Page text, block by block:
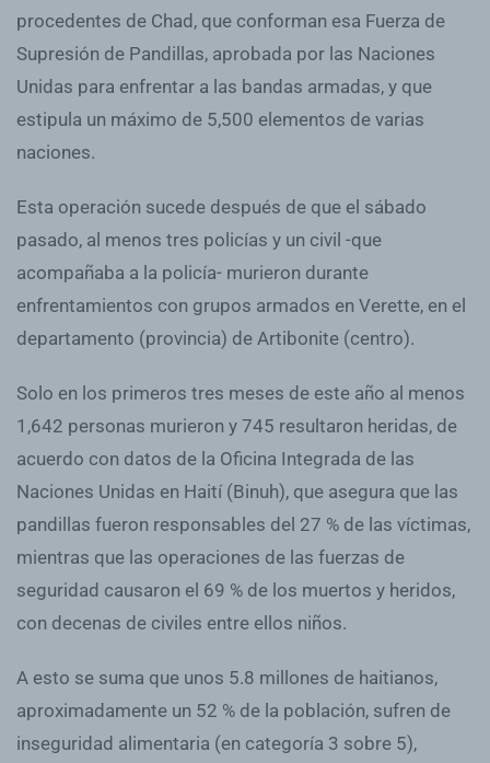
procedentes de Chad, que conforman esa Fuerza de
Supresión de Pandillas, aprobada por las Naciones
Unidas para enfrentar a las bandas armadas, y que
estipula un máximo de 5,500 elementos de varias
naciones.
Esta operación sucede después de que el sábado
pasado, al menos tres policías y un civil -que
acompañaba a la policía- murieron durante
enfrentamientos con grupos armados en Verette, en el
departamento (provincia) de Artibonite (centro).
Solo en los primeros tres meses de este año al menos
1,642 personas murieron y 745 resultaron heridas, de
acuerdo con datos de la Oficina Integrada de las
Naciones Unidas en Haití (Binuh), que asegura que las
pandillas fueron responsables del 27 % de las víctimas,
mientras que las operaciones de las fuerzas de
seguridad causaron el 69 % de los muertos y heridos,
con decenas de civiles entre ellos niños.
A esto se suma que unos 5.8 millones de haitianos,
aproximadamente un 52 % de la población, sufren de
inseguridad alimentaria (en categoría 3 sobre 5),